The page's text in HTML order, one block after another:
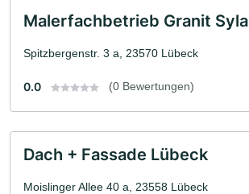
Malerfachbetrieb Granit Syla
Spitzbergenstr. 3 a, 23570 Lübeck
0.0 (0 Bewertungen)
Dach + Fassade Lübeck
Moislinger Allee 40 a, 23558 Lübeck